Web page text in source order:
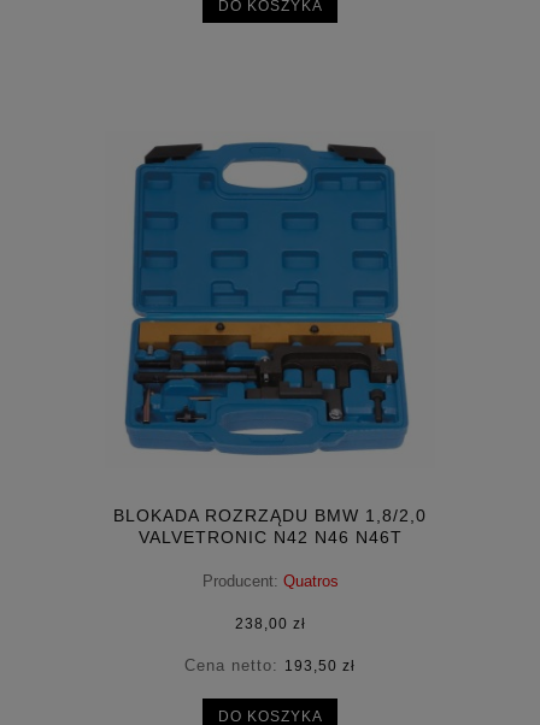
DO KOSZYKA
BLOKADA ROZRZĄDU BMW 1,8/2,0
VALVETRONIC N42 N46 N46T
Producent: Quatros
238,00 zł
Cena netto: 193,50 zł
DO KOSZYKA